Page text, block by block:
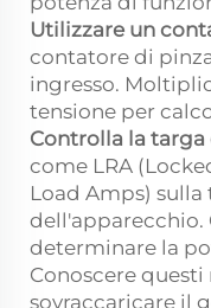
Utilizzare un
contatore di
ingresso.
tensione per
Controlla la targa
come LRA
Load Amps)
dell'apparecchio.
determinare la
Conoscere
sovraccaricare il